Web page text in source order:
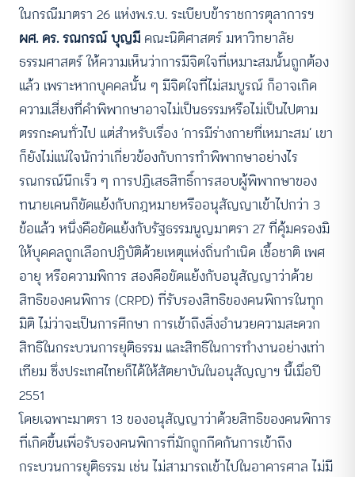
ในกรณีมาตรา 26 แห่งพ.ร.บ. ระเบียบข้าราชการตุลาการฯ
ผศ. ดร. รณกรณ์ บุญมี คณะนิติศาสตร์ มหาวิทยาลัย
ธรรมศาสตร์ ให้ความเห็นว่าการมีจิตใจที่เหมาะสมนั้นถูกต้อง
แล้ว เพราะหากบุคคลนั้น ๆ มีจิตใจที่ไม่สมบูรณ์ ก็อาจเกิด
ความเสี่ยงที่คำพิพากษาอาจไม่เป็นธรรมหรือไม่เป็นไปตาม
ตรรกะคนทั่วไป แต่สำหรับเรื่อง ‘การมีร่างกายที่เหมาะสม’ เขา
ก็ยังไม่แน่ใจนักว่าเกี่ยวข้องกับการทำพิพากษาอย่างไร
รณกรณ์นึกเร็ว ๆ การปฏิเสธสิทธิ์การสอบผู้พิพากษาของ
ทนายเคนก็ขัดแย้งกับกฎหมายหรืออนุสัญญาเข้าไปกว่า 3
ข้อแล้ว หนึ่งคือขัดแย้งกับรัฐธรรมนูญมาตรา 27 ที่คุ้มครองมิ
ให้บุคคลถูกเลือกปฏิบัติด้วยเหตุแห่งถิ่นกำเนิด เชื้อชาติ เพศ
อายุ หรือความพิการ สองคือขัดแย้งกับอนุสัญญาว่าด้วย
สิทธิของคนพิการ (CRPD) ที่รับรองสิทธิของคนพิการในทุก
มิติ ไม่ว่าจะเป็นการศึกษา การเข้าถึงสิ่งอำนวยความสะดวก
สิทธิในกระบวนการยุติธรรม และสิทธิในการทำงานอย่างเท่า
เทียม ซึ่งประเทศไทยก็ได้ให้สัตยาบันในอนุสัญญาฯ นี้เมื่อปี
2551
โดยเฉพาะมาตรา 13 ของอนุสัญญาว่าด้วยสิทธิของคนพิการ
ที่เกิดขึ้นเพื่อรับรองคนพิการที่มักถูกกีดกันการเข้าถึง
กระบวนการยุติธรรม เช่น ไม่สามารถเข้าไปในอาคารศาล ไม่มี